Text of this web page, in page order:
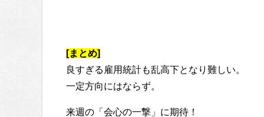
[まとめ]
良すぎる雇用統計も乱高下となり難しい。
一定方向にはならず。
来週の「会心の一撃」に期待！